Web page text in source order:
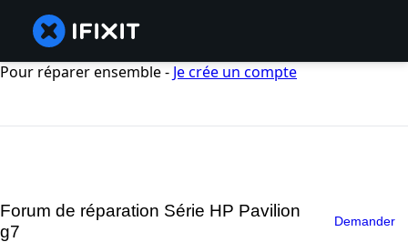
Pour réparer ensemble - Je crée un compte
Forum de réparation Série HP Pavilion
g7
Demander